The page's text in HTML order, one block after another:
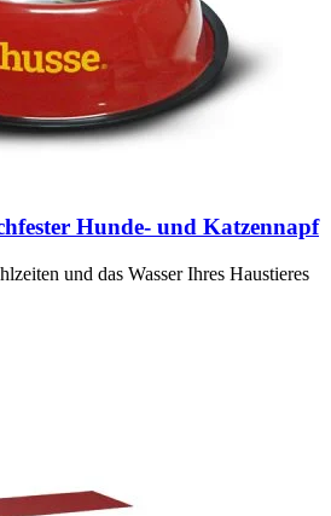
Hunde- und Katzennapf
und das Wasser Ihres Haustieres